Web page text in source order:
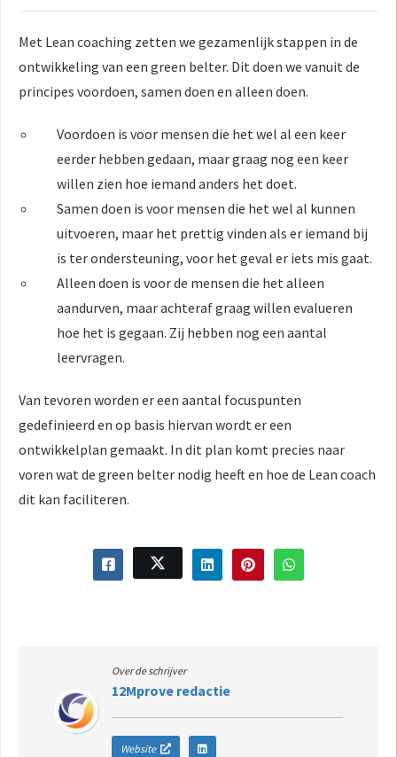
Met Lean coaching zetten we gezamenlijk stappen in de
ontwikkeling van een green belter. Dit doen we vanuit de
principes voordoen, samen doen en alleen doen.
Voordoen is voor mensen die het wel al een keer
eerder hebben gedaan, maar graag nog een keer
willen zien hoe iemand anders het doet.
Samen doen is voor mensen die het wel al kunnen
uitvoeren, maar het prettig vinden als er iemand bij
is ter ondersteuning, voor het geval er iets mis gaat.
Alleen doen is voor de mensen die het alleen
aandurven, maar achteraf graag willen evalueren
hoe het is gegaan. Zij hebben nog een aantal
leervragen.
Van tevoren worden er een aantal focuspunten
gedefinieerd en op basis hiervan wordt er een
ontwikkelplan gemaakt. In dit plan komt precies naar
voren wat de green belter nodig heeft en hoe de Lean coach
dit kan faciliteren.
Over de schrijver
12Mprove redactie
Website